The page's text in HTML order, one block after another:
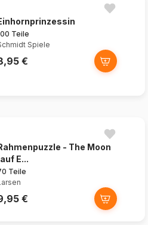
Teile
Spiele
€
- The Moon
E...
Teile
€